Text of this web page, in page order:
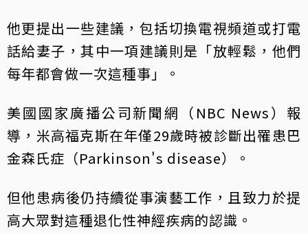
他更提出一些建議，包括切換電視頻道或打電
話給妻子，其中一項建議則是「放輕鬆，他們
每年都會做一次這種事」。
美國國家廣播公司新聞網（NBC News）報
導，米高福克斯在年僅29歲時被診斷出罹患巴
金森氏症（Parkinson's disease）。
但他患病後仍持續從事演藝工作，且致力於提
高大眾對這種退化性神經疾病的認識。